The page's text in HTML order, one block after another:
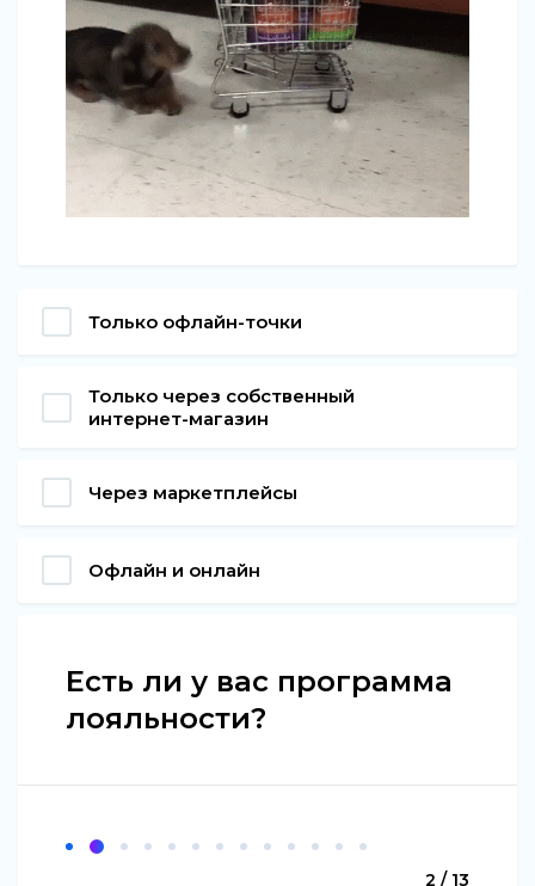
Только офлайн-точки
Только через собственный
интернет-магазин
Через маркетплейсы
Офлайн и онлайн
Есть ли у вас программа
лояльности?
2 / 13